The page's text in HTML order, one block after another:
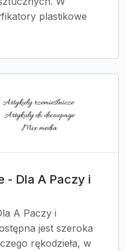
plastikowe
- Dla A Paczy i
A Paczy i
jest szeroka
rękodzieła, w